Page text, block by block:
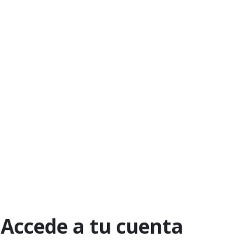
Accede a tu cuenta